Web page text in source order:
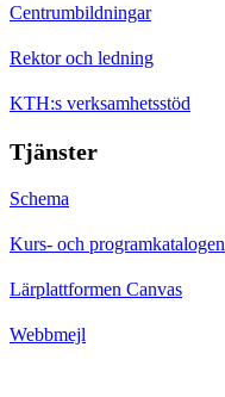
Centrumbildningar
Rektor och ledning
KTH:s verksamhetsstöd
Tjänster
Schema
Kurs- och programkatalogen
Lärplattformen Canvas
Webbmejl